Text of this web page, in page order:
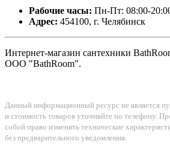
Рабочие часы: Пн-Пт: 08:00-
Адрес: 454100, г. Челябинск
Интернет-магазин сантехники
ООО "BathRoom".
Данный информационный ресурс не является
и стоимость товаров уточняйте по телефону.
собой право изменять технические
без предварительного уведомления.